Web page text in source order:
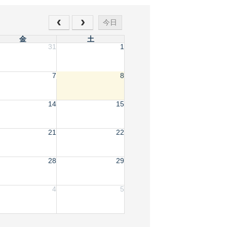
今日
金
土
31
1
7 8
14 15
21 22
28 29
4 5